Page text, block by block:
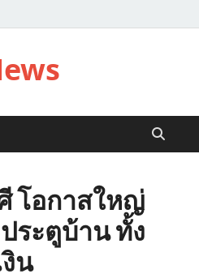
โอกาสใหญ่
ระตูบ้าน ทั้ง
น